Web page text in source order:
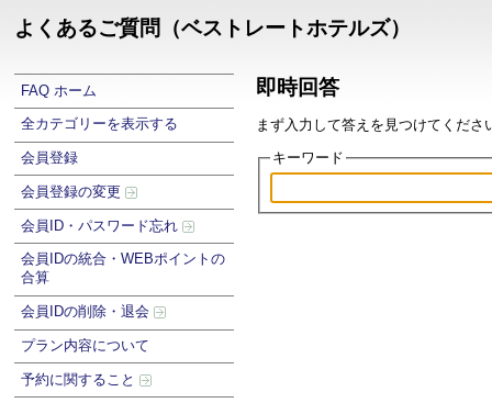
よくあるご質問（ベストレートホテルズ）
FAQ ホーム
全カテゴリーを表示する
会員登録
会員登録の変更
会員ID・パスワード忘れ
会員IDの統合・WEBポイントの
合算
会員IDの削除・退会
プラン内容について
予約に関すること
即時回答
まず入力して答えを見つけてくださ
キーワード